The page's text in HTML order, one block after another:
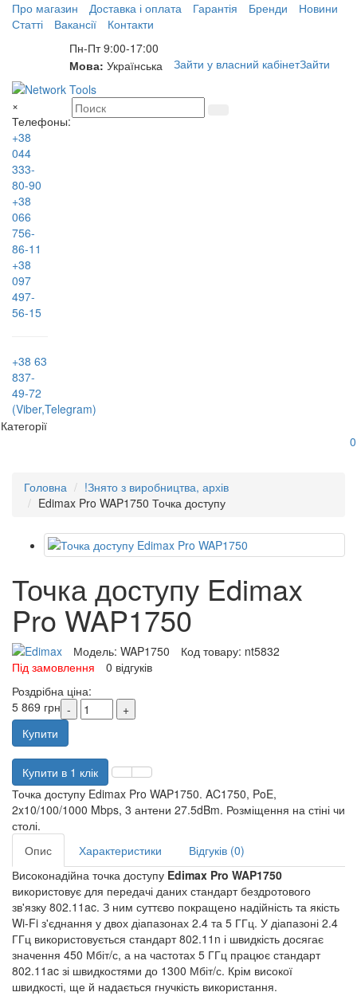
Про магазин Доставка і оплата Гарантія Бренди
Новини
Статті
Вакансії
Контакти
Пн-Пт 9:00-17:00
Мова: Українська Зайти у власний кабінетЗайти
×
Телефоны:
+38
044
333-
80-90
+38
066
756-
86-11
+38
097
497-
56-15
+38 63
837-
49-72
(Viber,Telegram)
Категорії
0
Головна
!Знято з виробництва, архів
Edimax Pro WAP1750 Точка доступу
Точка доступу Edimax
Pro WAP1750
Модель: WAP1750 Код товару: nt5832
Під замовлення
0 відгуків
Роздрібна ціна:
5 869 грн
Купити
Купити в 1 клік
Точка доступу Edimax Pro WAP1750. AC1750, PoE,
2x10/100/1000 Mbps, 3 антени 27.5dBm. Розміщення на стіні чи
столі.
Опис
Характеристики
Відгуків (0)
Високонадійна точка доступу Edimax Pro WAP1750
використовує для передачі даних стандарт бездротового
зв'язку 802.11ac. З ним суттєво покращено надійність та якість
Wi-Fi з'єднання у двох діапазонах 2.4 та 5 ГГц. У діапазоні 2.4
ГГц використовується стандарт 802.11n і швидкість досягає
значення 450 Мбіт/с, а на частотах 5 ГГц працює стандарт
802.11ac зі швидкостями до 1300 Мбіт/с. Крім високої
швидкості, ще й надається гнучкість використання.